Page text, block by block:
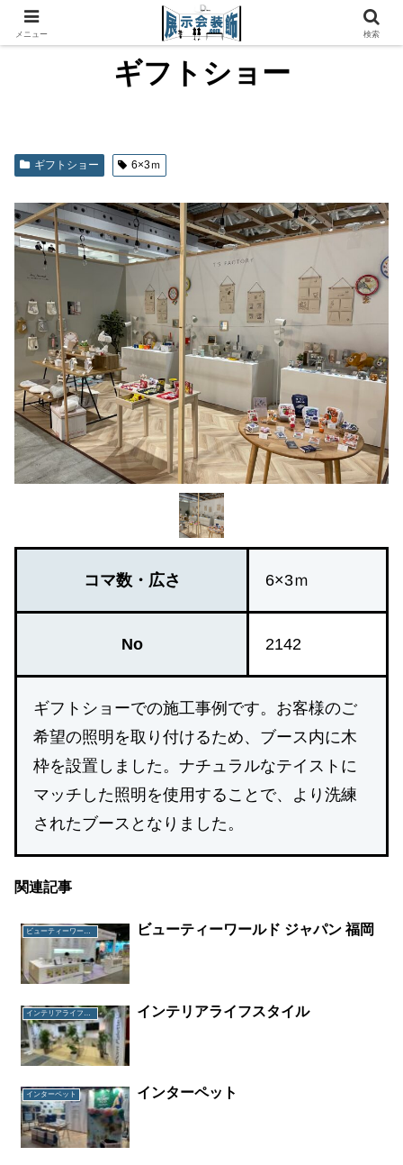
ギフトショー
ギフトショー 6×3ｍ
コマ数・広さ 6×3ｍ
No 2142
ギフトショーでの施工事例です。お客様のご
希望の照明を取り付けるため、ブース内に木
枠を設置しました。ナチュラルなテイストに
マッチした照明を使用することで、より洗練
されたブースとなりました。
関連記事
ビューティーワールド ジャパン 福岡 ビューティーワールド ジャパン 福岡
インテリアライフスタイル
インターペット インターペット
メニュー 検索